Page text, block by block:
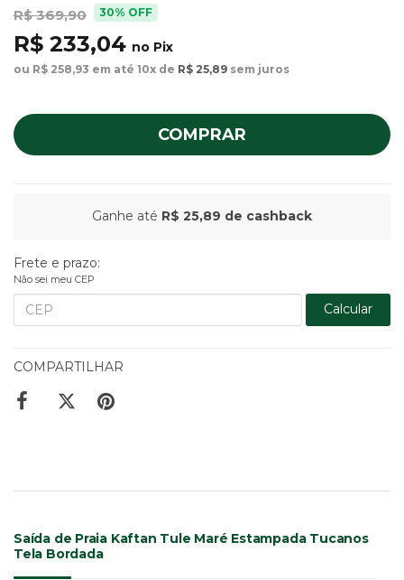
R$ 369,90 30% OFF
R$ 233,04 no Pix
ou R$ 258,93 em até 10x de R$ 25,89 sem juros
COMPRAR
Ganhe até R$ 25,89 de cashback
Frete e prazo:
Não sei meu CEP
Calcular
COMPARTILHAR
Saída de Praia Kaftan Tule Maré Estampada Tucanos
Tela Bordada